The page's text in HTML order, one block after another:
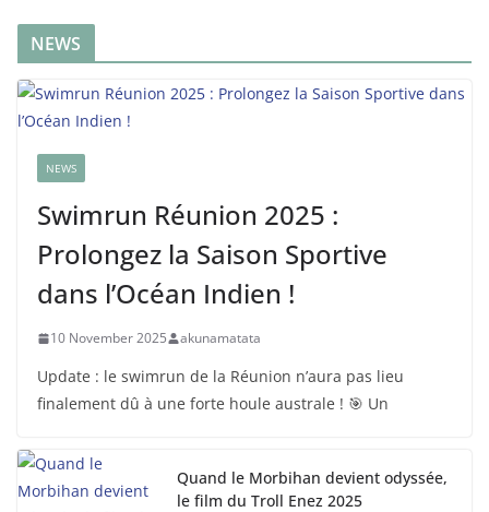
NEWS
NEWS
Swimrun Réunion 2025 :
Prolongez la Saison Sportive
dans l’Océan Indien !
10 November 2025 akunamatata
Update : le swimrun de la Réunion n’aura pas lieu
finalement dû à une forte houle australe ! 🎯 Un
Quand le Morbihan devient odyssée,
le film du Troll Enez 2025